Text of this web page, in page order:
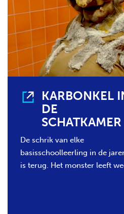
KARBONKEL
DE
SCHATKAMER
De schrik van elke
basisschoolleerling in de
is terug. Het monster leeft